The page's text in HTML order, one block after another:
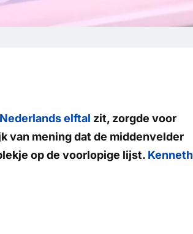
elftal zit, zorgde voor
van mening dat de middenvelder
op de voorlopige lijst. Kenneth